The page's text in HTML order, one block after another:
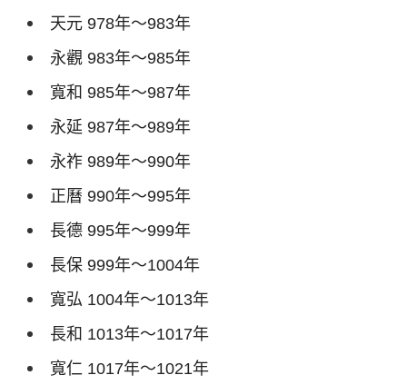
天元 978年～983年
永觀 983年～985年
寬和 985年～987年
永延 987年～989年
永祚 989年～990年
正曆 990年～995年
長德 995年～999年
長保 999年～1004年
寬弘 1004年～1013年
長和 1013年～1017年
寬仁 1017年～1021年